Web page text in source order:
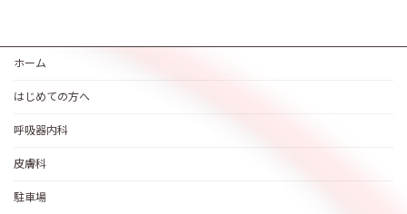
ホーム
はじめての方へ
呼吸器内科
皮膚科
駐車場